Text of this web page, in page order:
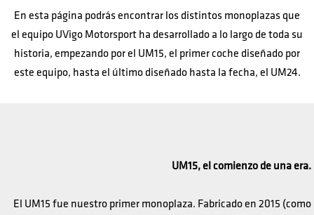
En esta página podrás encontrar los distintos monoplazas que
el equipo UVigo Motorsport ha desarrollado a lo largo de toda su
historia, empezando por el UM15, el primer coche diseñado por
este equipo, hasta el último diseñado hasta la fecha, el UM24.
UM15, el comienzo de una era.
El UM15 fue nuestro primer monoplaza. Fabricado en 2015 (como